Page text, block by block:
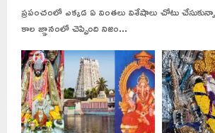
ప్రపంచంలో ఎక్కడ ఏ వింతలు విశేషాలు చోటు
కాల జ్ఞానంలో చెప్పింది నిజం...